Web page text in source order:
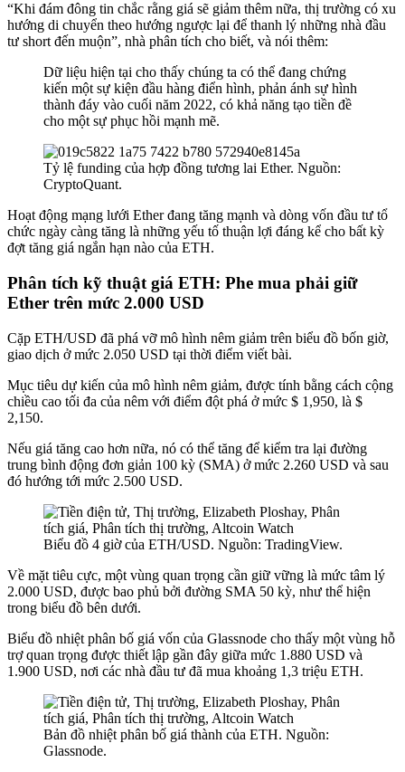
“Khi đám đông tin chắc rằng giá sẽ giảm thêm nữa, thị trường có xu
hướng di chuyển theo hướng ngược lại để thanh lý những nhà đầu
tư short đến muộn”, nhà phân tích cho biết, và nói thêm:
Dữ liệu hiện tại cho thấy chúng ta có thể đang chứng
kiến ​​một sự kiện đầu hàng điển hình, phản ánh sự hình
thành đáy vào cuối năm 2022, có khả năng tạo tiền đề
cho một sự phục hồi mạnh mẽ.
Tỷ lệ funding của hợp đồng tương lai Ether. Nguồn:
CryptoQuant.
Hoạt động mạng lưới Ether đang tăng mạnh và dòng vốn đầu tư tổ
chức ngày càng tăng là những yếu tố thuận lợi đáng kể cho bất kỳ
đợt tăng giá ngắn hạn nào của ETH.
Phân tích kỹ thuật giá ETH: Phe mua phải giữ
Ether trên mức 2.000 USD
Cặp ETH/USD đã phá vỡ mô hình nêm giảm trên biểu đồ bốn giờ,
giao dịch ở mức 2.050 USD tại thời điểm viết bài.
Mục tiêu dự kiến ​​của mô hình nêm giảm, được tính bằng cách cộng
chiều cao tối đa của nêm với điểm đột phá ở mức $ 1,950, là $
2,150.
Nếu giá tăng cao hơn nữa, nó có thể tăng để kiểm tra lại đường
trung bình động đơn giản 100 kỳ (SMA) ở mức 2.260 USD và sau
đó hướng tới mức 2.500 USD.
Biểu đồ 4 giờ của ETH/USD. Nguồn: TradingView.
Về mặt tiêu cực, một vùng quan trọng cần giữ vững là mức tâm lý
2.000 USD, được bao phủ bởi đường SMA 50 kỳ, như thể hiện
trong biểu đồ bên dưới.
Biểu đồ nhiệt phân bố giá vốn của Glassnode cho thấy một vùng hỗ
trợ quan trọng được thiết lập gần đây giữa mức 1.880 USD và
1.900 USD, nơi các nhà đầu tư đã mua khoảng 1,3 triệu ETH.
Bản đồ nhiệt phân bố giá thành của ETH. Nguồn:
Glassnode.